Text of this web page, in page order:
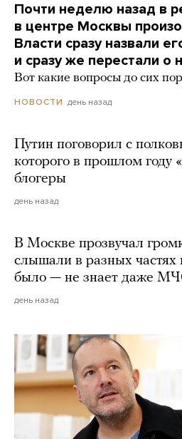
Почти неделю назад в
в центре Москвы
Власти сразу назвали
и сразу же перестали о
Вот какие вопросы до сих
НОВОСТИ день назад
Путин поговорил с
которого в прошлом году
блогеры
день назад
В Москве прозвучал
слышали в разных частях
было — не знает даже
день назад